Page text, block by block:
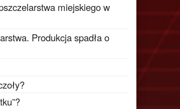
miejskiego w
Produkcja spadła o